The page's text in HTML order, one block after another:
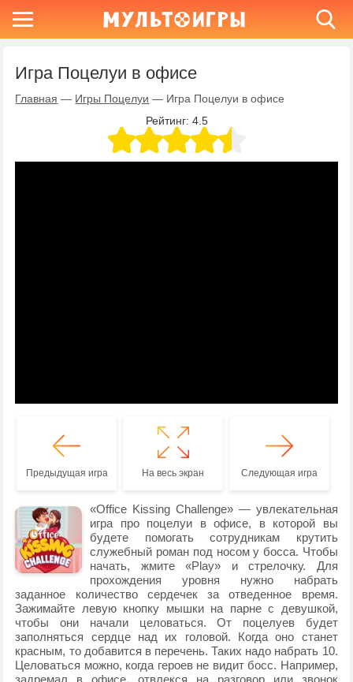
Игра Поцелуи в офисе
Главная — Игры Поцелуи — Игра Поцелуи в офисе
Рейтинг: 4.5
Предыдущая игра На весь экран Следующая игра
«Office Kissing Challenge» — увлекательная
игра про поцелуи в офисе, в которой вы
будете помогать сотрудникам крутить
служебный роман под носом у босса. Чтобы
начать, жмите «Play» и стрелочку. Для
прохождения уровня нужно набрать
заданное количество сердечек за отведенное время.
Зажимайте левую кнопку мышки на парне с девушкой,
чтобы они начали целоваться. От поцелуев будет
заполняться сердце над их головой. Когда оно станет
красным, то добавится в перечень. Таких надо набрать 10.
Целоваться можно, когда героев не видит босс. Например,
задремал в офисе, отвлекся на разговор или звонок